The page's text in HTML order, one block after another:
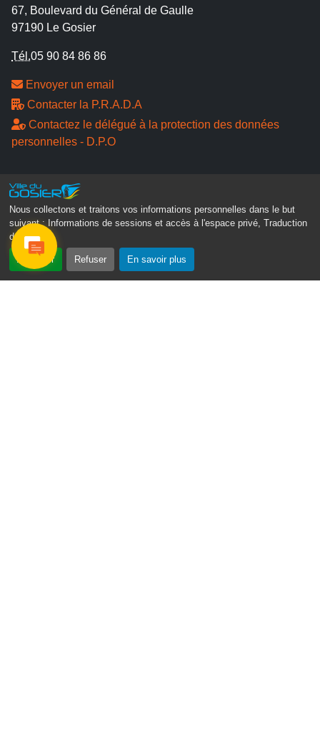
Nous collectons et traitons vos informations personnelles dans le but
suivant :
Informations de sessions et accès à l'espace privé, Traduction
des pages .
Accepter Refuser En savoir plus
67, Boulevard du Général de Gaulle
97190 Le Gosier
Tél.05 90 84 86 86
Envoyer un email
Contacter la P.R.A.D.A
Contactez le délégué à la protection des données
personnelles - D.P.O
Suivez-nous